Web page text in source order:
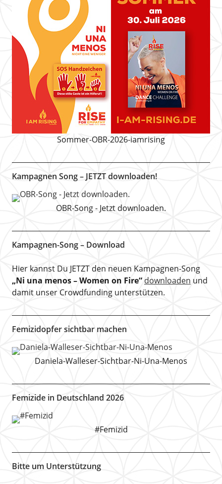
Sommer-OBR-2026-iamrising
Kampagnen Song – JETZT downloaden!
OBR-Song - Jetzt downloaden.
Kampagnen-Song – Download
Hier kannst Du JETZT den neuen Kampagnen-Song
„Ni una menos – Women on Fire“ downloaden und
damit unser Crowdfunding unterstützen.
Femizidopfer sichtbar machen
Daniela-Walleser-Sichtbar-Ni-Una-Menos
Femizide in Deutschland 2026
#Femizid
Bitte um Unterstützung